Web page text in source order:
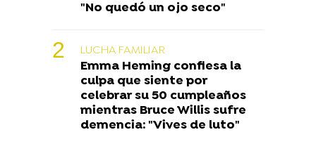
"No quedó un ojo seco"
LUCHA FAMILIAR
Emma Heming confiesa la
culpa que siente por
celebrar su 50 cumpleaños
mientras Bruce Willis sufre
demencia: "Vives de luto"